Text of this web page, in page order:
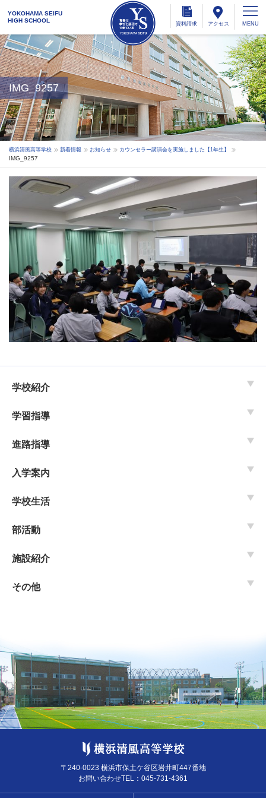
YOKOHAMA SEIFU
HIGH SCHOOL
資料請求 アクセス
IMG_9257
横浜清風高等学校 新着情報 お知らせ カウンセラー講演会を実施しました【1年生】
IMG_9257
学校紹介
学習指導
進路指導
入学案内
学校生活
部活動
施設紹介
その他
〒240-0023 横浜市保土ケ谷区岩井町447番地
お問い合わせTEL： 045-731-4361